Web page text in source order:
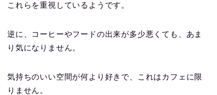
これらを重視しているようです。
逆に、コーヒーやフードの出来が多少悪くても、あま
り気になりません。
気持ちのいい空間が何より好きで、これはカフェに限
りません。